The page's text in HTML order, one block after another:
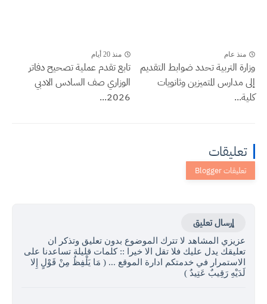
منذ عام
وزارة التربية تحدد ضوابط التقديم
إلى مدارس المتميزين وثانويات
كلية...
منذ 20 أيام
تابع تقدم عملية تصحيح دفاتر
الوزاري صف السادس الادبي
2026...
تعليقات
إرسال تعليق
عزيزي المشاهد لا تترك الموضوع بدون تعليق وتذكر ان
تعليقك يدل عليك فلا تقل الا خيرا :: كلمات قليلة تساعدنا على
الاستمرار في خدمتكم ادارة الموقع ... ( مَا يَلْفِظُ مِنْ قَوْلٍ إِلا
لَدَيْهِ رَقِيبٌ عَتِيدٌ )